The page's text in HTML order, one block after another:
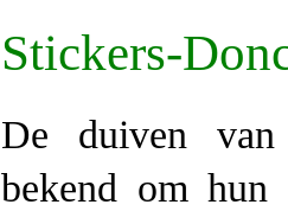
Stickers-
De duiven
bekend om hun